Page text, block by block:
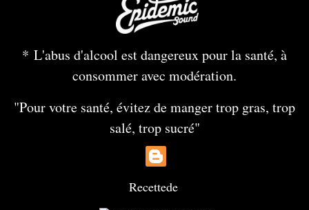
* L'abus d'alcool est dangereux pour la santé, à
consommer avec modération.
"Pour votre santé, évitez de manger trop gras, trop
salé, trop sucré"
Recettede